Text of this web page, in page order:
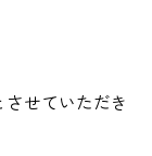
せていただき